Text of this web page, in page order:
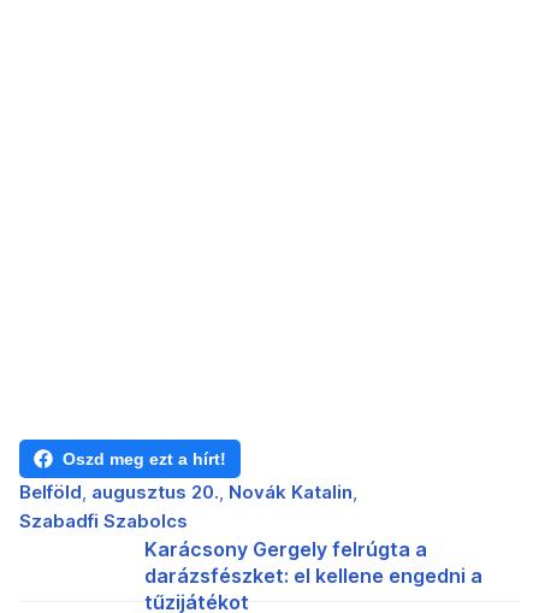
Oszd meg ezt a hírt!
Belföld augusztus 20. Novák Katalin
Szabadfi Szabolcs
Karácsony Gergely felrúgta a
darázsfészket: el kellene engedni a
tűzijátékot